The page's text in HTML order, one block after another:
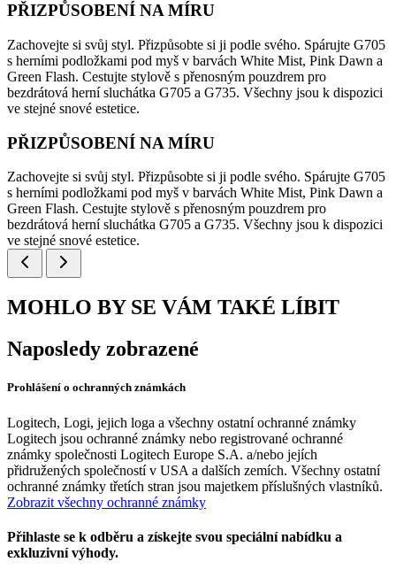
PŘIZPŮSOBENÍ NA MÍRU
Zachovejte si svůj styl. Přizpůsobte si ji podle svého. Spárujte G705
s herními podložkami pod myš v barvách White Mist, Pink Dawn a
Green Flash. Cestujte stylově s přenosným pouzdrem pro
bezdrátová herní sluchátka G705 a G735. Všechny jsou k dispozici
ve stejné snové estetice.
PŘIZPŮSOBENÍ NA MÍRU
Zachovejte si svůj styl. Přizpůsobte si ji podle svého. Spárujte G705
s herními podložkami pod myš v barvách White Mist, Pink Dawn a
Green Flash. Cestujte stylově s přenosným pouzdrem pro
bezdrátová herní sluchátka G705 a G735. Všechny jsou k dispozici
ve stejné snové estetice.
MOHLO BY SE VÁM TAKÉ LÍBIT
Naposledy zobrazené
Prohlášení o ochranných známkách
Logitech, Logi, jejich loga a všechny ostatní ochranné známky
Logitech jsou ochranné známky nebo registrované ochranné
známky společnosti Logitech Europe S.A. a/nebo jejích
přidružených společností v USA a dalších zemích. Všechny ostatní
ochranné známky třetích stran jsou majetkem příslušných vlastníků.
Zobrazit všechny ochranné známky
Přihlaste se k odběru a získejte svou speciální nabídku a
exkluzivní výhody.